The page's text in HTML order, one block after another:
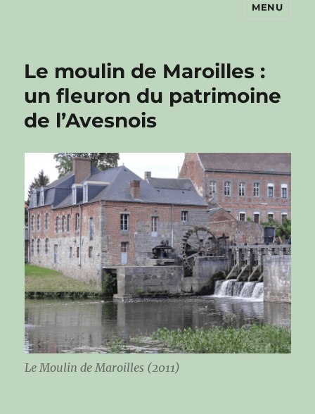
Chemin faisant en Avesnois
MENU
Le moulin de Maroilles :
un fleuron du patrimoine
de l’Avesnois
Le Moulin de Maroilles (2011)